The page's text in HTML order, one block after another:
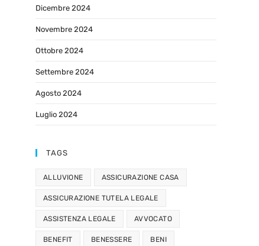
Dicembre 2024
Novembre 2024
Ottobre 2024
Settembre 2024
Agosto 2024
Luglio 2024
TAGS
ALLUVIONE ASSICURAZIONE CASA
ASSICURAZIONE TUTELA LEGALE
ASSISTENZA LEGALE AVVOCATO
BENEFIT BENESSERE BENI